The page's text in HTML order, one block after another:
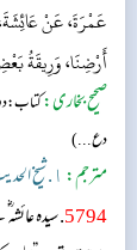
عَمْرَةَ، عَنْ
أَرْضِنَا، وَرِيقَةُ
صحیح بخاری:کتاب:
دع...)
مترجم: ١. شیخ الحدیث حافظ عبد الستار حماد (دار السلام)
5794 . سیدہ